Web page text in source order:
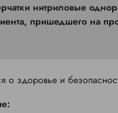
пришедшего на
о здоровье и